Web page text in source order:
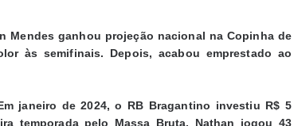
Mendes ganhou projeção nacional na Copinha de
às semifinais. Depois, acabou emprestado ao
janeiro de 2024, o RB Bragantino investiu R$ 5
temporada pelo Massa Bruta, Nathan jogou 43